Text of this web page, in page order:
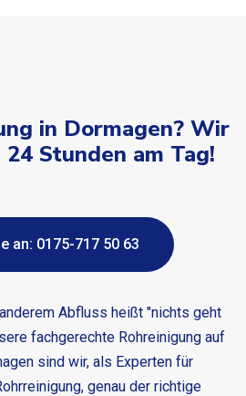
in Dormagen? Wir
Stunden am Tag!
an: 0175-717 50 63
Abfluss heißt "nichts geht
fachgerechte Rohreinigung auf
sind wir, als Experten für
genau der richtige